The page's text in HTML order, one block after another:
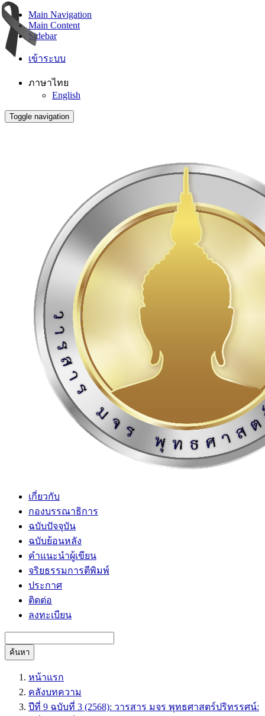
Main Navigation
Main Content
Sidebar
เข้าระบบ
ภาษาไทย
English
Toggle navigation
เกี่ยวกับ
กองบรรณาธิการ
ฉบับปัจจุบัน
ฉบับย้อนหลัง
คำแนะนำผู้เขียน
จริยธรรมการตีพิมพ์
ประกาศ
ติดต่อ
ลงทะเบียน
ค้นหา
หน้าแรก
คลังบทความ
ปีที่ 9 ฉบับที่ 3 (2568): วารสาร มจร พุทธศาสตร์ปริทรรศน์: